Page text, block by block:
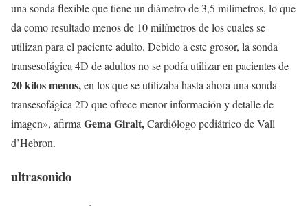
una sonda flexible que tiene un diámetro de 3,5 milímetros, lo que
da como resultado menos de 10 milímetros de los cuales se
utilizan para el paciente adulto. Debido a este grosor, la sonda
transesofágica 4D de adultos no se podía utilizar en pacientes de
20 kilos menos,en los que se utilizaba hasta ahora una sonda
transesofágica 2D que ofrece menor información y detalle de
imagen», afirma Gema Giralt,Cardiólogo pediátrico de Vall
d’Hebron.
ultrasonido